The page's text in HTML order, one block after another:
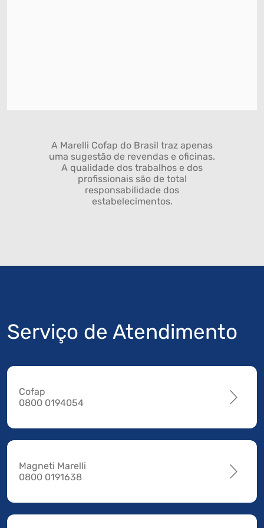
A Marelli Cofap do Brasil traz apenas
uma sugestão de revendas e oficinas.
A qualidade dos trabalhos e dos
profissionais são de total
responsabilidade dos
estabelecimentos.
Serviço de Atendimento
Cofap
0800 0194054
Magneti Marelli
0800 0191638